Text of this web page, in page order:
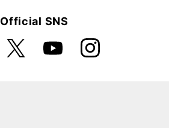
Official SNS
YouTube Instagra
m